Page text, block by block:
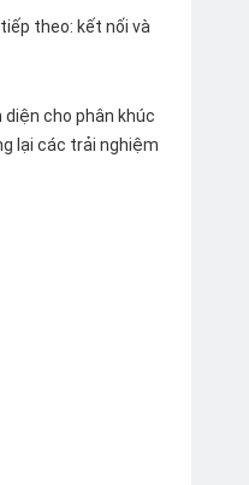
theo: kết nối và
cho phân khúc
lại các trải nghiệm